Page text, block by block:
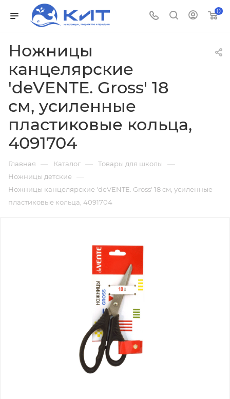
0
Ножницы
канцелярские
'deVENTE. Gross' 18
см, усиленные
пластиковые кольца,
4091704
Главная — Каталог — Товары для школы —
Ножницы детские —
Ножницы канцелярские 'deVENTE. Gross' 18 см, усиленные
пластиковые кольца, 4091704